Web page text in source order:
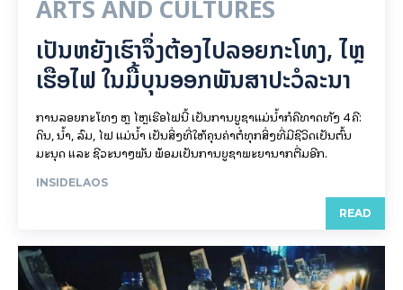
ARTS AND CULTURES
ເປັນ​ຫຍັງ​ເຮົາ​ຈຶ່ງ​ຕ້ອງ​ໄປລອຍ​ກະ​ໂທງ, ໄຫຼ​
ເຮືອ​ໄຟ ໃນ​ມື້​​ບຸນ​ອອກ​ພັນ​ສາ​ປະ​ວໍ​ລະ​ນາ
ການລອຍ​ກະ​ໂທງ ຫຼື ໄຫຼເຮືອໄຟນີ້ ເປັນການບູຊາແມ່ນໍ້າກໍຄືທາດທັງ 4 ຄື:
ດິນ, ນໍ້າ, ລົມ, ໄຟ ແມ່ນໍ້າ ເປັນສິ່ງທີ່ໃຫ້ຄຸນຄ່າຕໍ່ທຸກສິ່ງທີ່ມີຊີວິດເປັນຕົ້ນ
ມະນຸດ ແລະ ຊີວະນາໆພັນ ພ້ອມເປັນການບູຊາພະຍານາກຕື່ມອີກ.
INSIDELAOS
READ